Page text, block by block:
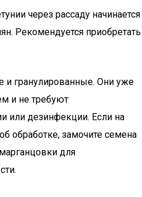
через рассаду начинается
Рекомендуется приобретать
гранулированные. Они уже
и не требуют
или дезинфекции. Если на
обработке, замочите семена
для